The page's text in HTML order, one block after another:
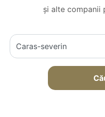
și alte companii